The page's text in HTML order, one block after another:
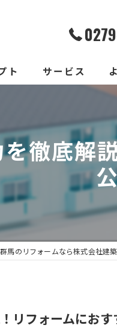
ト サービス
新築そっくりリフ
徹底解
群馬のリフォームなら株式会社建
リフォームにお